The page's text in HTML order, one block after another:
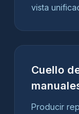
vista
Cuello
Producir